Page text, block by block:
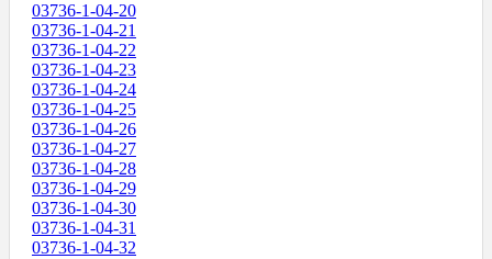
03736-1-04-20
03736-1-04-21
03736-1-04-22
03736-1-04-23
03736-1-04-24
03736-1-04-25
03736-1-04-26
03736-1-04-27
03736-1-04-28
03736-1-04-29
03736-1-04-30
03736-1-04-31
03736-1-04-32